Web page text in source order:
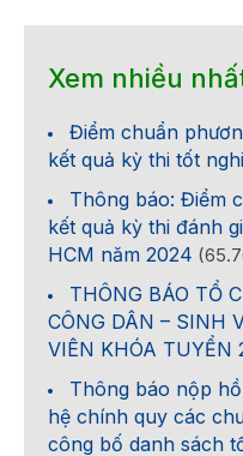
Xem nhiều
Điểm chuẩn
kết quả kỳ thi tốt
Thông báo: Điểm
kết quả kỳ thi đánh
HCM năm 2024
THÔNG BÁO TỔ
CÔNG DÂN – SINH
VIÊN KHÓA TUYỂN
Thông báo nộp
hệ chính quy các
công bố danh sách